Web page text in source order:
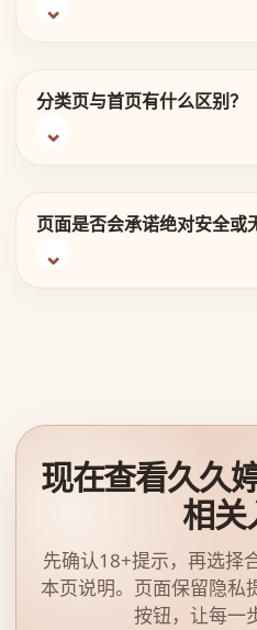
分类页与首页有什么区别？
页面是否会承诺绝对安全或
现在查看久久
相关
先确认18+提示，再选择
本页说明。页面保留隐私
按钮，让每一